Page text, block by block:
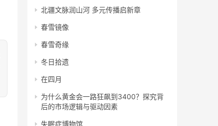
北疆文脉润山河 多元传播启新章
春雪镜像
春雪奇缘
冬日拾遗
在四月
为什么黄金会一路狂飙到3400？探究背
后的市场逻辑与驱动因素
失眠症博物馆